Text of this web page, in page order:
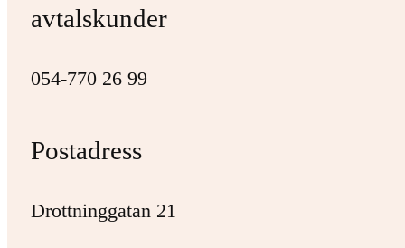
avtalskunder
054-770 26 99
Postadress
Drottninggatan 21